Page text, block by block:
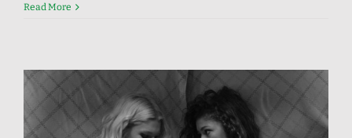
Read More